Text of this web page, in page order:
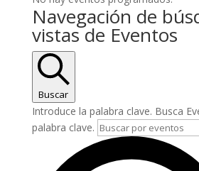
Navegación de
vistas de Eventos
Buscar
Introduce la palabra clave. Busca
palabra clave.